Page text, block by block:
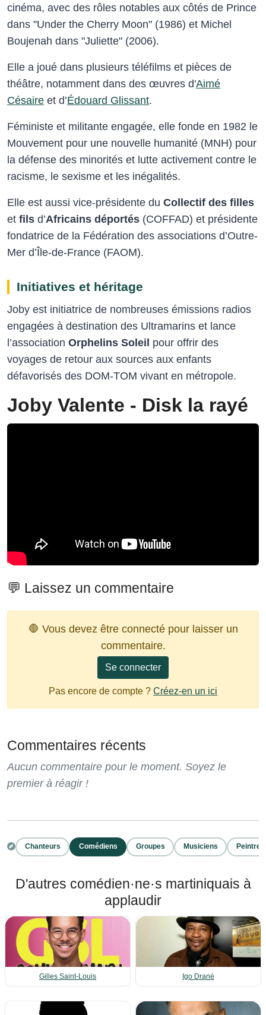
cinéma, avec des rôles notables aux côtés de Prince
dans "Under the Cherry Moon" (1986) et Michel
Boujenah dans "Juliette" (2006).
Elle a joué dans plusieurs téléfilms et pièces de
théâtre, notamment dans des œuvres d'Aimé
Césaire et d’Édouard Glissant.
Féministe et militante engagée, elle fonde en 1982 le
Mouvement pour une nouvelle humanité (MNH) pour
la défense des minorités et lutte activement contre le
racisme, le sexisme et les inégalités.
Elle est aussi vice-présidente du Collectif des filles
et fils d’Africains déportés (COFFAD) et présidente
fondatrice de la Fédération des associations d’Outre-
Mer d’Île-de-France (FAOM).
Initiatives et héritage
Joby est initiatrice de nombreuses émissions radios
engagées à destination des Ultramarins et lance
l’association Orphelins Soleil pour offrir des
voyages de retour aux sources aux enfants
défavorisés des DOM-TOM vivant en métropole.
Joby Valente - Disk la rayé
💬 Laissez un commentaire
🛑 Vous devez être connecté pour laisser un
commentaire.
Se connecter
Pas encore de compte ? Créez-en un ici
Commentaires récents
Aucun commentaire pour le moment. Soyez le
premier à réagir !
Chanteurs Comédiens Groupes Musiciens Peintres
D'autres comédien·ne·s martiniquais à
applaudir
Gilles Saint-Louis Igo Drané